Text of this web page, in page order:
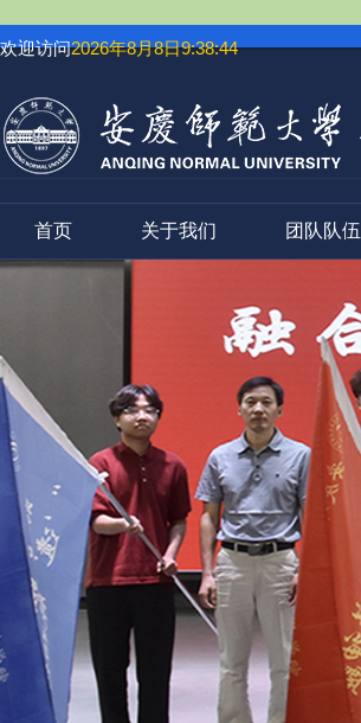
欢迎访问2026年8月8日9:38:44
首页 关于我们 团队队伍